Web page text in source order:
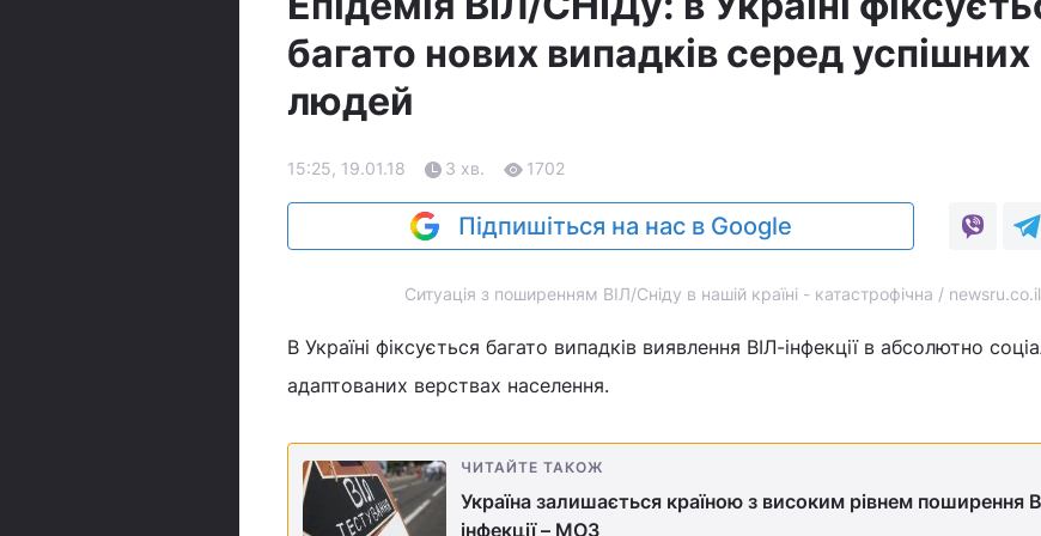
багато нових випадків серед успішних
людей
15:25, 19.01.18 3 хв. 1702
Підпишіться на нас в Google
Ситуація з поширенням ВІЛ/Сніду в нашій країні - катастрофічна / newsru.co.il
В Україні фіксується багато випадків виявлення ВІЛ-інфекції в абсолютно
адаптованих верствах населення.
ЧИТАЙТЕ ТАКОЖ
Україна залишається країною з високим рівнем поширення
інфекції – МОЗ